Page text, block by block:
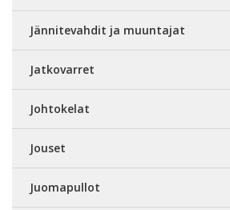
Jännitevahdit ja muuntajat
Jatkovarret
Johtokelat
Jouset
Juomapullot